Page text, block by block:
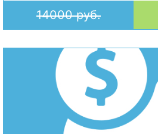
14000 руб.